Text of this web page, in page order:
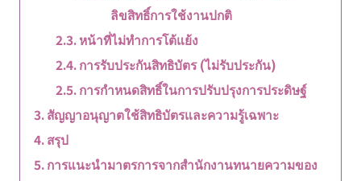
ลิขสิทธิ์การใช้งานปกติ
หน้าที่ไม่ทำการโต้แย้ง
การรับประกันสิทธิบัตร (ไม่รับประกัน)
การกำหนดสิทธิ์ในการปรับปรุงการประดิษฐ์
สัญญาอนุญาตใช้สิทธิบัตรและความรู้เฉพาะ
สรุป
การแนะนำมาตรการจากสำนักงานทนายความของ